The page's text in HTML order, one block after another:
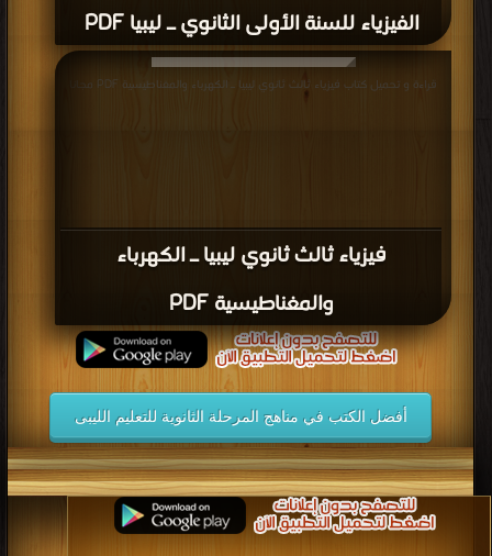
الفيزياء للسنة الأولى الثانوي ـ ليبيا PDF
فيزياء ثالث ثانوي ليبيا ـ الكهرباء
والمغناطيسية PDF
قراءة و تحميل كتاب فيزياء ثالث ثانوي ليبيا ـ الكهرباء والمغناطيسية PDF مجانا
أفضل الكتب في مناهج المرحلة الثانوية للتعليم الليبى